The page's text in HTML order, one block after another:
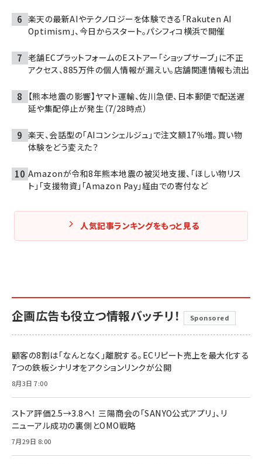
楽天の最新AIやテクノロジーを体験できる「Rakuten AI
Optimism」、今日からスタート。パシフィコ横浜で開催
老舗ECプラットフォームのEストアー「ショップサーブ」に不正
アクセス、885万件の個人情報が漏えい。店舗関連情報も流出
【熊本地震の影響】ヤマト運輸、佐川急便、日本郵便で配送遅
延や集配停止が発生（7/28時点）
楽天、会話型の「AIコンシェルジュ」で注文額17％増。買い物
体験をどう変えた？
Amazonが令和8年熊本地震の被災地支援、「ほしい物リス
ト」「支援物資」「Amazon Pay」経由での寄付など
人気記事ランキングをもっと見る
企画広告も役立つ情報バッチリ！ Sponsored
顧客の8割は「なんとなく」離脱する。ECリピート売上を最大化する
7つの鉄板シナリオをアクションリンクが公開
8月3日 7:00
ストア評価2.5→3.8へ！ 三陽商会の「SANYO公式アプリ」、リ
ニューアル成功の裏側とOMO戦略
7月29日 8:00